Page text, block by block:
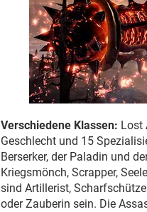
Verschiedene Klassen: Lost
Geschlecht und 15
Berserker, der Paladin und
Kriegsmönch, Scrapper,
sind Artillerist,
oder Zauberin sein. Die